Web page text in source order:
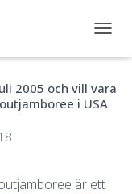
L
P
Å
A
2005 och vill vara
i USA
är ett